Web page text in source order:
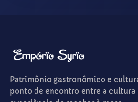
Patrimônio gastronômico e
ponto de encontro entre a cultura